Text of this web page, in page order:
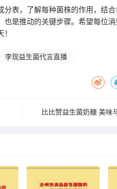
表，了解每种菌株的作用，结
是推动的关键步骤。希望每位
李现益生菌代言直播
比比赞益生菌奶糖 美味